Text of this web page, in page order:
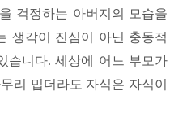
걱정하는 아버지의 모습을
생각이 진심이 아닌 충동적
습니다. 세상에 어느 부모가
리 밉더라도 자식은 자식이